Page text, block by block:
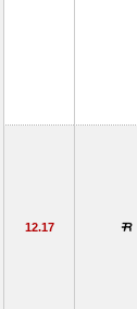
12.17